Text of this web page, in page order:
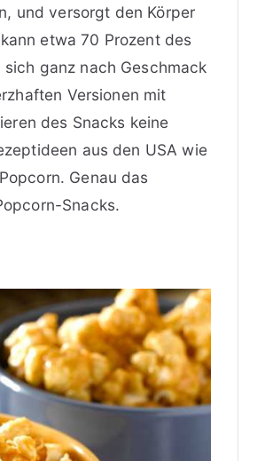
und versorgt den Körper
etwa 70 Prozent des
ganz nach Geschmack
Versionen mit
des Snacks keine
aus den USA wie
Genau das
Snacks.